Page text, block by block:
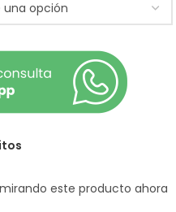
este producto ahora